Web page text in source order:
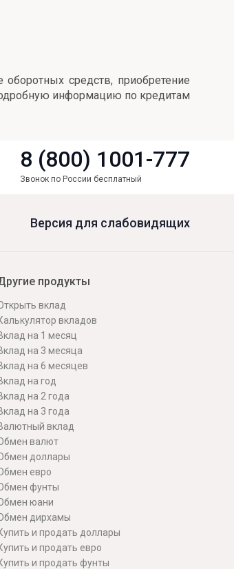
средств, приобретение
информацию по кредитам
8 (800) 1001-777
Звонок по России бесплатный
Версия для слабовидящих
продукты
вклад
вкладов
на 1 месяц
на 3 месяца
на 6 месяцев
на год
на 2 года
на 3 года
вклад
валют
доллары
евро
фунты
юани
дирхамы
и продать доллары
и продать евро
и продать фунты